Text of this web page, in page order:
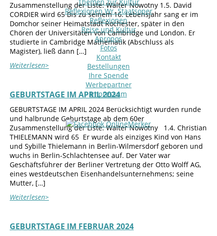
Reflexionen Wr. Staatsoper
Reflexionen
Reise und Kultur
Apropos
Fotos
Kontakt
Bestellungen
Ihre Spende
Werbepartner
Impressum
Zusammenstellung der Liste: Walter Nowotny 1.5. David
CORDIER wird 65 Bis zu seinem 16. Lebensjahr sang er im
Domchor seiner Heimatstadt Rochester, später in den
Chören der Universitäten von Cambridge und London. Er
studierte in Cambridge Mathematik (Abschluss als
Magister), ließ dann […]
Weiterlesen>
GEBURTSTAGE IM APRIL 2024
GEBURTSTAGE IM APRIL 2024 Berücksichtigt wurden runde
und halbrunde Geburtstage ab dem 60er
Zusammenstellung der Liste: Walter Nowotny 1.4. Christian
THIELEMANN wird 65 Er wurde als einziges Kind von Hans
und Sybille Thielemann in Berlin-Wilmersdorf geboren und
wuchs in Berlin-Schlachtensee auf. Der Vater war
Geschäftsführer der Berliner Vertretung der Otto Wolff AG,
eines westdeutschen Eisenhandelsunternehmens; seine
Mutter, […]
Weiterlesen>
GEBURTSTAGE IM FEBRUAR 2024